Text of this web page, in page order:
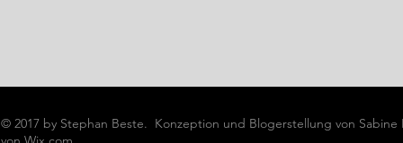
© 2017 by Stephan Beste. Konzeption und Blogerstellung von